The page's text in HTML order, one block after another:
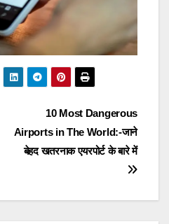
10 Most Dangerous
Airports in The World:-जाने
बेहद खतरनाक एयरपोर्ट के बारे में